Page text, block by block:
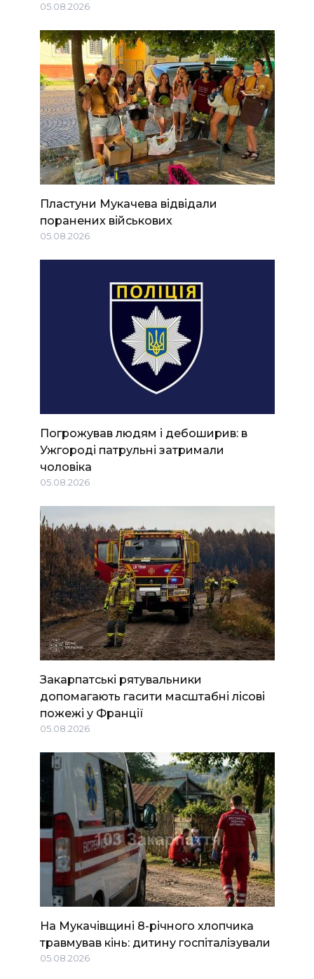
05.08.2026
Пластуни Мукачева відвідали
поранених військових
05.08.2026
Погрожував людям і дебоширив: в
Ужгороді патрульні затримали
чоловіка
05.08.2026
Закарпатські рятувальники
допомагають гасити масштабні лісові
пожежі у Франції
05.08.2026
На Мукачівщині 8-річного хлопчика
травмував кінь: дитину госпіталізували
05.08.2026